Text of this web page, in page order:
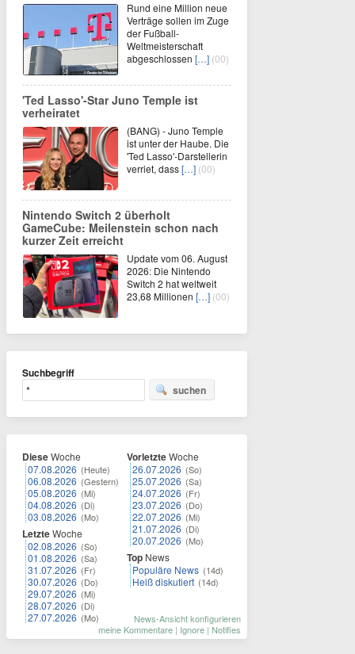
Rund eine Million neue
Verträge sollen im Zuge
der Fußball-
Weltmeisterschaft
abgeschlossen […] (00)
'Ted Lasso'-Star Juno Temple ist
verheiratet
(BANG) - Juno Temple
ist unter der Haube. Die
'Ted Lasso'-Darstellerin
verriet, dass[…] (00)
Nintendo Switch 2 überholt
GameCube: Meilenstein schon nach
kurzer Zeit erreicht
Update vom 06. August
2026: Die Nintendo
Switch 2 hat weltweit
23,68 Millionen […] (00)
Suchbegriff
suchen
DieseWoche
07.08.2026 (Heute)
06.08.2026 (Gestern)
05.08.2026 (Mi)
04.08.2026 (Di)
03.08.2026 (Mo)
LetzteWoche
02.08.2026 (So)
01.08.2026 (Sa)
31.07.2026 (Fr)
30.07.2026 (Do)
29.07.2026 (Mi)
28.07.2026 (Di)
27.07.2026 (Mo)
VorletzteWoche
26.07.2026 (So)
25.07.2026 (Sa)
24.07.2026 (Fr)
23.07.2026 (Do)
22.07.2026 (Mi)
21.07.2026 (Di)
20.07.2026 (Mo)
Top News
Populäre News (14d)
Heiß diskutiert (14d)
News-Ansicht konfigurieren
meine Kommentare | Ignore | Notifies